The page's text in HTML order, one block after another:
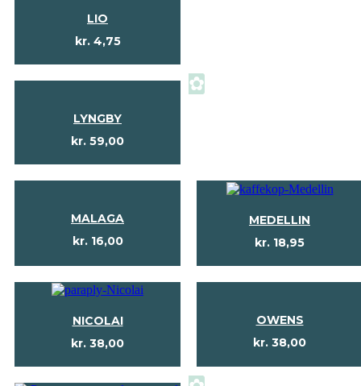
LIO
kr.4,75
LYNGBY
kr. 59,00
✿
MALAGA
kr.16,00
MEDELLIN
kr. 18,95
NICOLAI
kr. 38,00
OWENS
kr. 38,00